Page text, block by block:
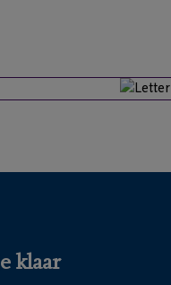
klaar